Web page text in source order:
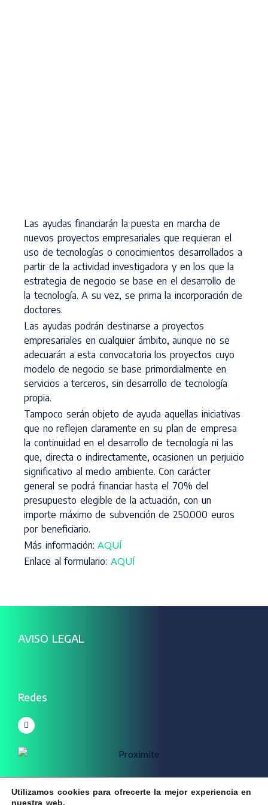
Las ayudas financiarán la puesta en marcha de
nuevos proyectos empresariales que requieran el
uso de tecnologías o conocimientos desarrollados a
partir de la actividad investigadora y en los que la
estrategia de negocio se base en el desarrollo de
la tecnología. A su vez, se prima la incorporación de
doctores.
Las ayudas podrán destinarse a proyectos
empresariales en cualquier ámbito, aunque no se
adecuarán a esta convocatoria los proyectos cuyo
modelo de negocio se base primordialmente en
servicios a terceros, sin desarrollo de tecnología
propia.
Tampoco serán objeto de ayuda aquellas iniciativas
que no reflejen claramente en su plan de empresa
la continuidad en el desarrollo de tecnología ni las
que, directa o indirectamente, ocasionen un perjuicio
significativo al medio ambiente. Con carácter
general se podrá financiar hasta el 70% del
presupuesto elegible de la actuación, con un
importe máximo de subvención de 250.000 euros
por beneficiario.
Más información:AQUÍ
Enlace al formulario: AQUÍ
AVISO LEGAL
Redes
Utilizamos cookies para ofrecerte la mejor experiencia en
nuestra web.